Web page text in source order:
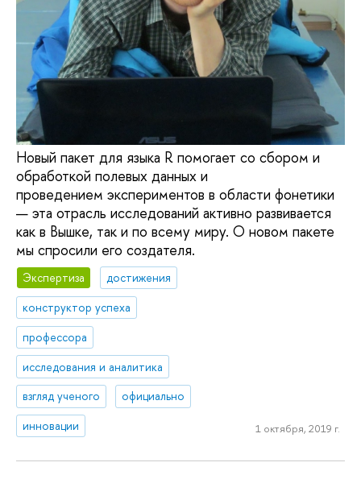
Новый пакет для языка R помогает со сбором и
обработкой полевых данных и
проведением экспериментов в области фонетики
— эта отрасль исследований активно развивается
как в Вышке, так и по всему миру. О новом пакете
мы спросили его создателя.
Экспертиза
достижения
конструктор успеха
профессора
исследования и аналитика
взгляд ученого
официально
инновации
1 октября, 2019 г.